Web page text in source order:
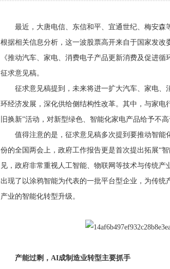
最近，大唐电信、东信和平、宜通世纪、梅安森
根据相关信息分析，这一波股票高开来自于国家发改
《推动汽车、家电、消费电子产品更新消费及促进循
征求意见稿。
征求意见稿提到，未来将进一扩大汽车、家电、
环经济发展，深化供给侧结构性改革。其中，与家电
旧换新”活动，对新型绿色、智能化家电产品给予不
值得注意的是，征求意见稿多次提到要推动智能
份的全国两会上，政府工作报告更是首次提出拓展“
见，政府非常重视人工智能、物联网等技术与传统
出现了以涂鸦智能为代表的一批平台型企业，为传
产业的智能化转型升级。
产能过剩，AI成制造业转型主要抓手